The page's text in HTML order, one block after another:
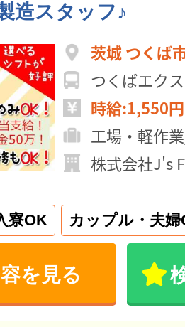
造スタッフ♪
茨城 つくば
つくばエク
時給:1,550
工場・軽作
株式会社J's
寮OK カップル・夫婦
を見る